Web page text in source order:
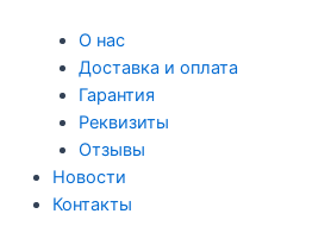
О нас
Доставка и оплата
Гарантия
Реквизиты
Отзывы
Новости
Контакты